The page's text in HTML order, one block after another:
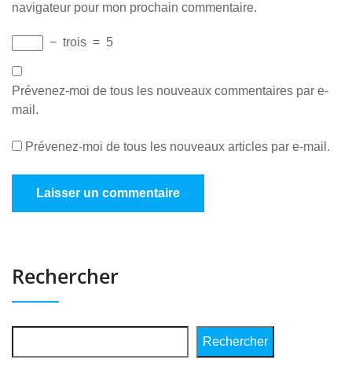
navigateur pour mon prochain commentaire.
− trois = 5
Prévenez-moi de tous les nouveaux commentaires par e-
mail.
Prévenez-moi de tous les nouveaux articles par e-mail.
Rechercher
Rechercher